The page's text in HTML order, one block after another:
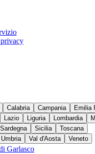
Calabria Campania
Emilia
Lazio Liguria Lombardia
Sardegna Sicilia
Toscana
Umbria Val d'Aosta Veneto
Garlasco